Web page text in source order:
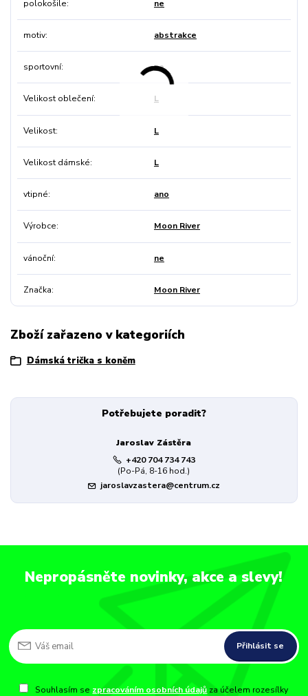
polokošile ne
motiv abstrakce
sportovní ne
Velikost oblečení L
Velikost L
Velikost dámské L
vtipné ano
Výrobce Moon River
vánoční ne
Značka Moon River
Zboží zařazeno v kategoriích
Dámská trička s koněm
Potřebujete poradit?
Jaroslav Zástěra
+420 704 734 743
(Po-Pá, 8-16 hod.)
jaroslavzastera@centrum.cz
Nepropásněte novinky, akce a slevy!
Přihlásit se
Souhlasím se zpracováním osobních údajů za účelem rozesílky